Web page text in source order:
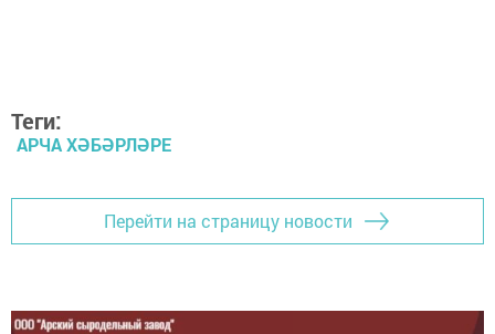
Теги:
АРЧА ХӘБӘРЛӘРЕ
Перейти на страницу новости